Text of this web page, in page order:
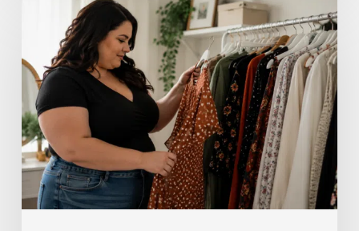
Comment
la
bonne
taille
de
vêtements
sans
se